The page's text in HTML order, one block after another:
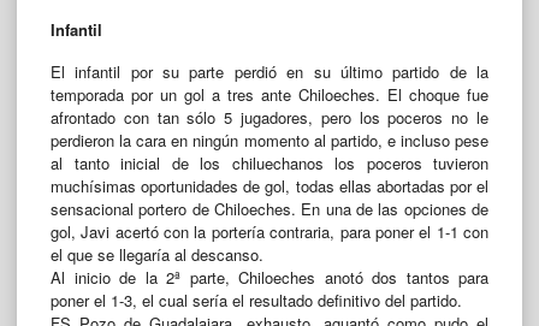
Infantil
El infantil por su parte perdió en su último partido de la
temporada por un gol a tres ante Chiloeches. El choque fue
afrontado con tan sólo 5 jugadores, pero los poceros no le
perdieron la cara en ningún momento al partido, e incluso pese
al tanto inicial de los chiluechanos los poceros tuvieron
muchísimas oportunidades de gol, todas ellas abortadas por el
sensacional portero de Chiloeches. En una de las opciones de
gol, Javi acertó con la portería contraria, para poner el 1-1 con
el que se llegaría al descanso.
Al inicio de la 2ª parte, Chiloeches anotó dos tantos para
poner el 1-3, el cual sería el resultado definitivo del partido.